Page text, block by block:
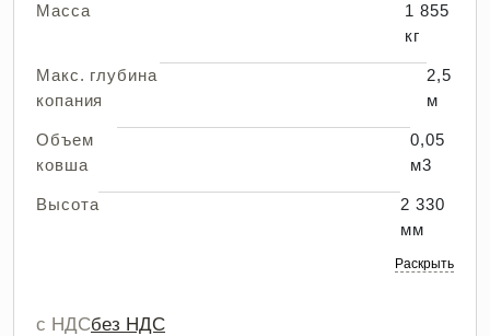
Масса
1 855
кг
Макс. глубина
копания
2,5
м
Объем
ковша
0,05
м3
Высота
2 330
мм
Раскрыть
с НДСбез НДС